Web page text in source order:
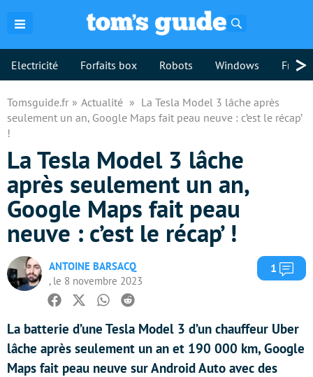
Electricité Forfaits box Robots Windows >
Tomsguide.fr Actualité
La Tesla Model 3 lâche après
seulement un an, Google Maps fait peau neuve : c’est le récap’
!
La Tesla Model 3 lâche
après seulement un an,
Google Maps fait peau
neuve : c’est le récap’ !
ANTOINE BARSACQ
, le 8 novembre 2023
1
Facebook
TwitterWhatsapp
Reddit
La batterie d’une Tesla Model 3 d’un chauffeur Uber
lâche après seulement un an et 190 000 km, Google
Maps fait peau neuve sur Android Auto avec des